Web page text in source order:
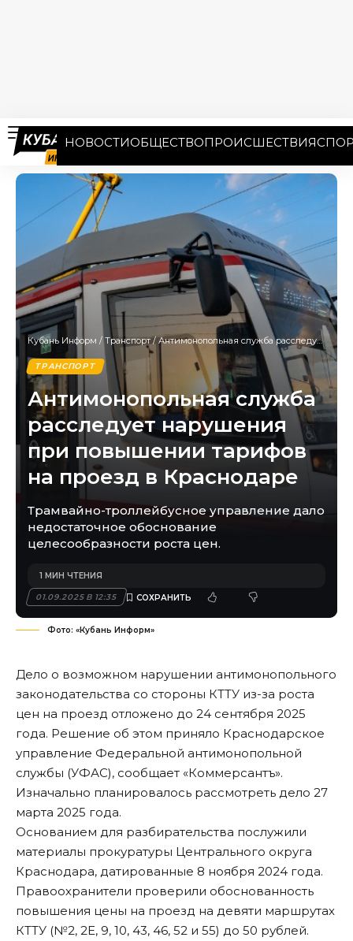
НОВОСТИОБЩЕСТВОПРОИСШЕСТВИЯ
Кубань Информ / Транспорт/ Антимонопольная служба расследует нарушения при повышении тарифов на проезд в Краснодаре
ТРАНСПОРТ
Антимонопольная служба
расследует нарушения
при повышении тарифов
на проезд в Краснодаре
Трамвайно-троллейбусное управление дало
недостаточное обоснование
целесообразности роста цен.
01.09.2025 В 12:35
1 МИН ЧТЕНИЯ
Фото: «Кубань Информ»
Дело о возможном нарушении антимонопольного
законодательства со стороны КТТУ из-за роста
цен на проезд отложено до 24 сентября 2025
года. Решение об этом приняло Краснодарское
управление Федеральной антимонопольной
службы (УФАС), сообщает «Коммерсантъ».
Изначально планировалось рассмотреть дело 27
марта 2025 года.
Основанием для разбирательства послужили
материалы прокуратуры Центрального округа
Краснодара, датированные 8 ноября 2024 года.
Правоохранители проверили обоснованность
повышения цены на проезд на девяти маршрутах
КТТУ (№2, 2Е, 9, 10, 43, 46, 52 и 55) до 50 рублей.